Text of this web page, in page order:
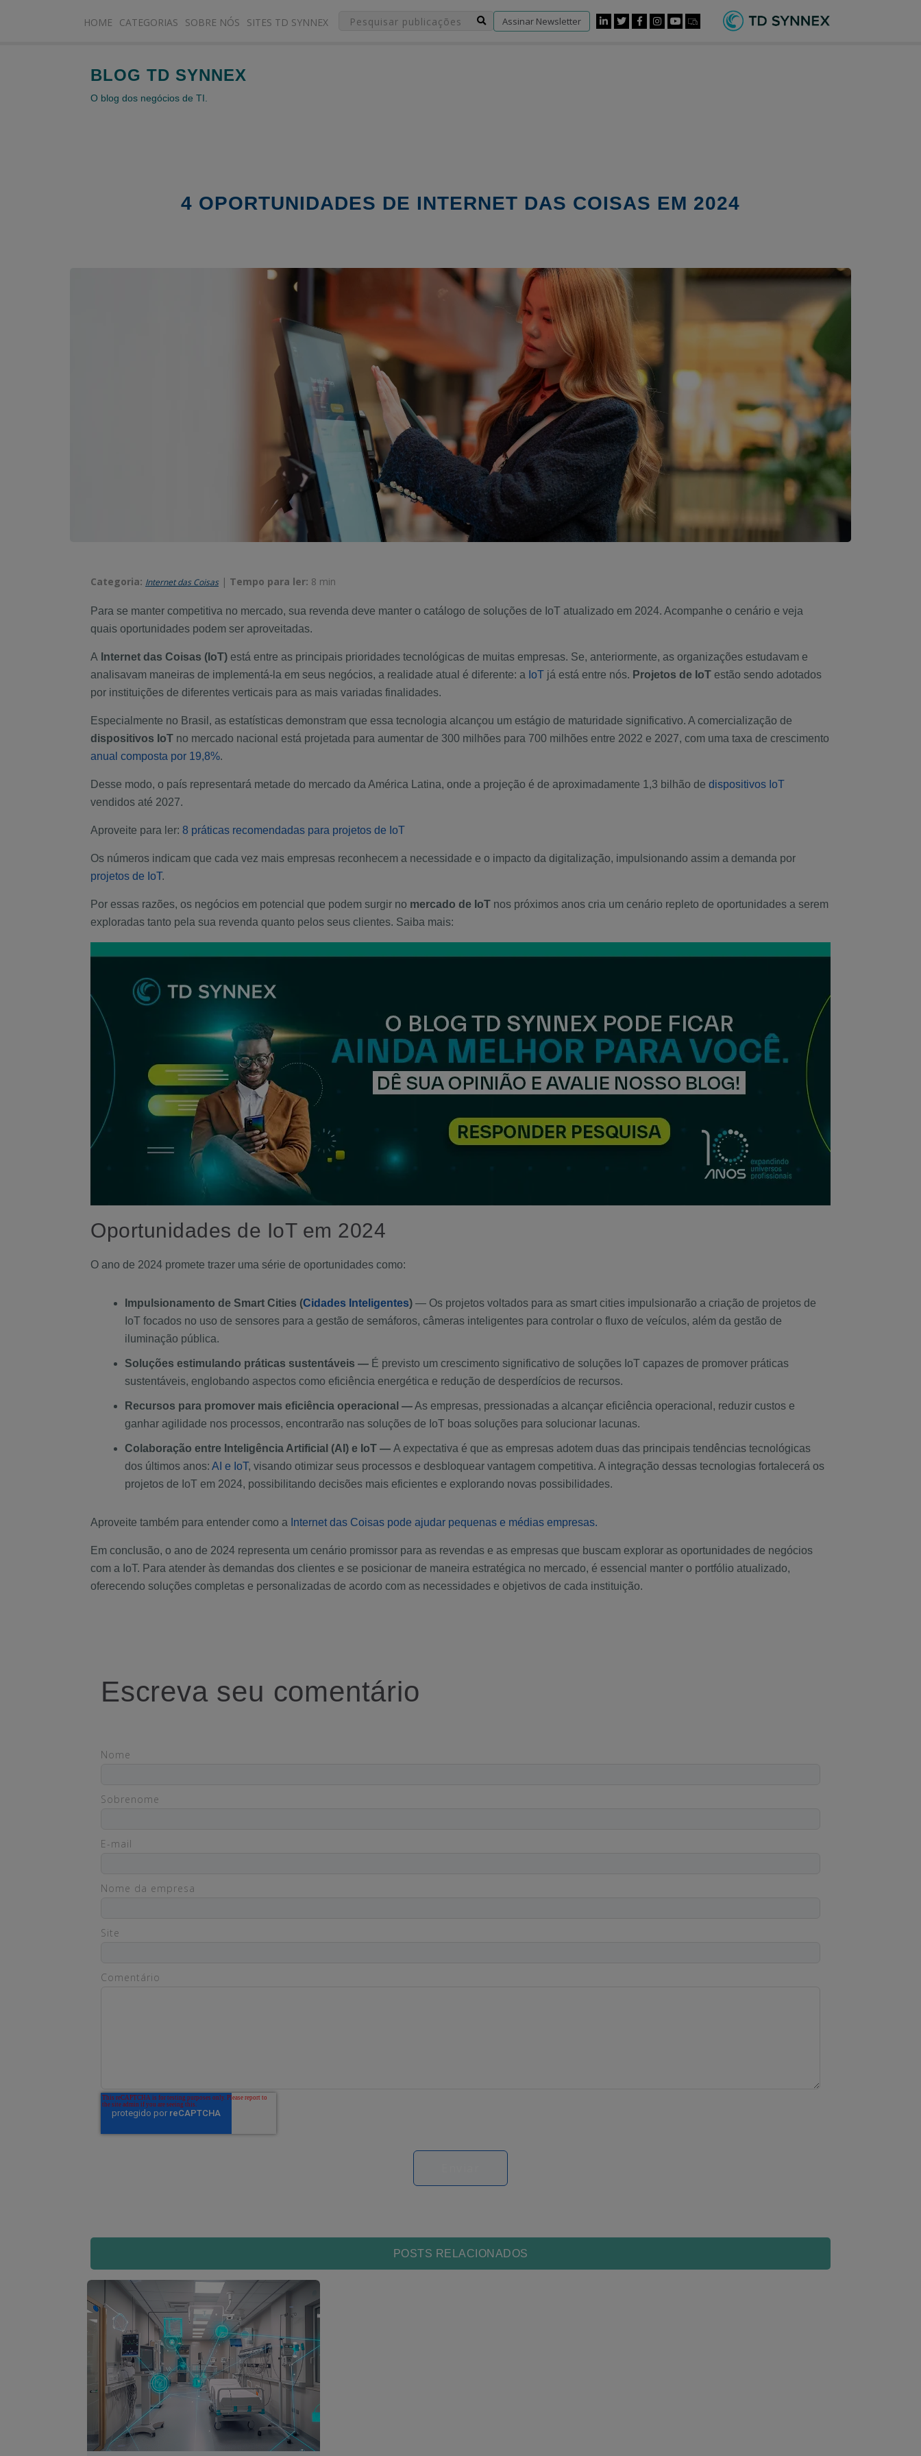
HOME CATEGORIAS SOBRE NÓS SITES TD SYNNEX Assinar Newsletter
BLOG TD SYNNEX
O blog dos negócios de TI.
4 OPORTUNIDADES DE INTERNET DAS COISAS EM 2024
Categoria: Internet das Coisas | Tempo para ler: 8 min
Para se manter competitiva no mercado, sua revenda deve manter o catálogo de soluções de IoT atualizado em 2024. Acompanhe o cenário e veja
quais oportunidades podem ser aproveitadas.
A Internet das Coisas (IoT) está entre as principais prioridades tecnológicas de muitas empresas. Se, anteriormente, as organizações estudavam e
analisavam maneiras de implementá-la em seus negócios, a realidade atual é diferente: a IoT já está entre nós. Projetos de IoT estão sendo adotados
por instituições de diferentes verticais para as mais variadas finalidades.
Especialmente no Brasil, as estatísticas demonstram que essa tecnologia alcançou um estágio de maturidade significativo. A comercialização de
dispositivos IoT no mercado nacional está projetada para aumentar de 300 milhões para 700 milhões entre 2022 e 2027, com uma taxa de crescimento
anual composta por 19,8%.
Desse modo, o país representará metade do mercado da América Latina, onde a projeção é de aproximadamente 1,3 bilhão de dispositivos IoT
vendidos até 2027.
Aproveite para ler: 8 práticas recomendadas para projetos de IoT
Os números indicam que cada vez mais empresas reconhecem a necessidade e o impacto da digitalização, impulsionando assim a demanda por
projetos de IoT.
Por essas razões, os negócios em potencial que podem surgir no mercado de IoT nos próximos anos cria um cenário repleto de oportunidades a serem
exploradas tanto pela sua revenda quanto pelos seus clientes. Saiba mais:
Oportunidades de IoT em 2024
O ano de 2024 promete trazer uma série de oportunidades como:
Impulsionamento de Smart Cities (Cidades Inteligentes) — Os projetos voltados para as smart cities impulsionarão a criação de projetos de
IoT focados no uso de sensores para a gestão de semáforos, câmeras inteligentes para controlar o fluxo de veículos, além da gestão de
iluminação pública.
Soluções estimulando práticas sustentáveis — É previsto um crescimento significativo de soluções IoT capazes de promover práticas
sustentáveis, englobando aspectos como eficiência energética e redução de desperdícios de recursos.
Recursos para promover mais eficiência operacional —As empresas, pressionadas a alcançar eficiência operacional, reduzir custos e
ganhar agilidade nos processos, encontrarão nas soluções de IoT boas soluções para solucionar lacunas.
Colaboração entre Inteligência Artificial (AI) e IoT — A expectativa é que as empresas adotem duas das principais tendências tecnológicas
dos últimos anos: AI e IoT, visando otimizar seus processos e desbloquear vantagem competitiva. A integração dessas tecnologias fortalecerá os
projetos de IoT em 2024, possibilitando decisões mais eficientes e explorando novas possibilidades.
Aproveite também para entender como a Internet das Coisas pode ajudar pequenas e médias empresas.
Em conclusão, o ano de 2024 representa um cenário promissor para as revendas e as empresas que buscam explorar as oportunidades de negócios
com a IoT. Para atender às demandas dos clientes e se posicionar de maneira estratégica no mercado, é essencial manter o portfólio atualizado,
oferecendo soluções completas e personalizadas de acordo com as necessidades e objetivos de cada instituição.
Escreva seu comentário
Nome
Sobrenome
E-mail
Nome da empresa
Site
Comentário
POSTS RELACIONADOS